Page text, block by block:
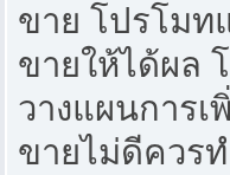
ขาย โปรโมท
ขายให้ได้ผล
วางแผนการ
ขายไม่ดีควร